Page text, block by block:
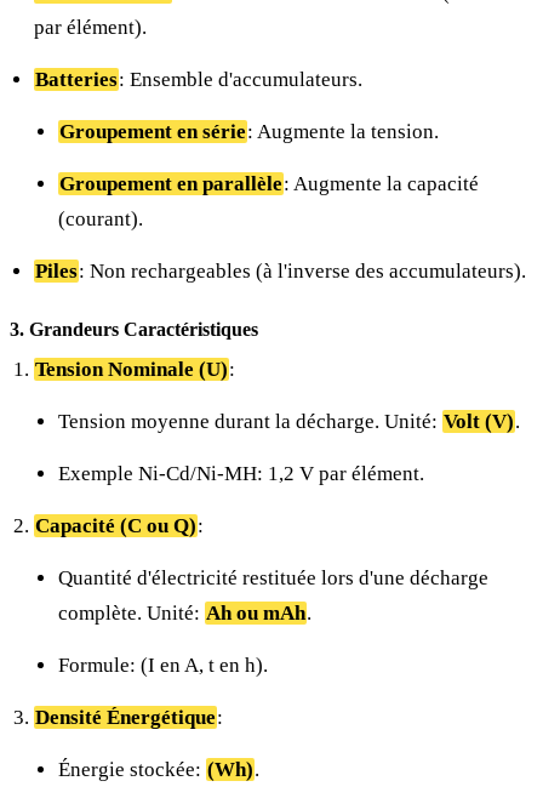
par élément).
Batteries: Ensemble d'accumulateurs.
Groupement en série: Augmente la tension.
Groupement en parallèle: Augmente la capacité
(courant).
Piles: Non rechargeables (à l'inverse des accumulateurs).
3. Grandeurs Caractéristiques
Tension Nominale (U):
Tension moyenne durant la décharge. Unité: Volt (V).
Exemple Ni-Cd/Ni-MH: 1,2 V par élément.
Capacité (C ou Q):
Quantité d'électricité restituée lors d'une décharge
complète. Unité: Ah ou mAh.
Formule: (I en A, t en h).
Densité Énergétique:
Énergie stockée: (Wh).